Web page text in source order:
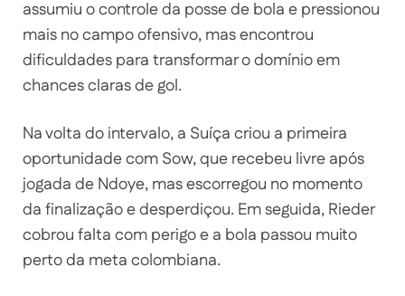
assumiu o controle da posse de bola e pressionou
mais no campo ofensivo, mas encontrou
dificuldades para transformar o domínio em
chances claras de gol.
Na volta do intervalo, a Suíça criou a primeira
oportunidade com Sow, que recebeu livre após
jogada de Ndoye, mas escorregou no momento
da finalização e desperdiçou. Em seguida, Rieder
cobrou falta com perigo e a bola passou muito
perto da meta colombiana.